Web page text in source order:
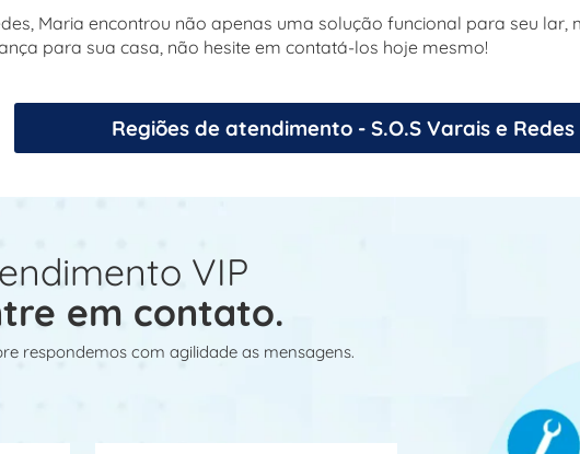
Maria encontrou não apenas uma solução funcional para seu lar,
para sua casa, não hesite em contatá-los hoje mesmo!
Regiões de atendimento - S.O.S Varais e Redes
VIP
em contato.
respondemos com agilidade as mensagens.